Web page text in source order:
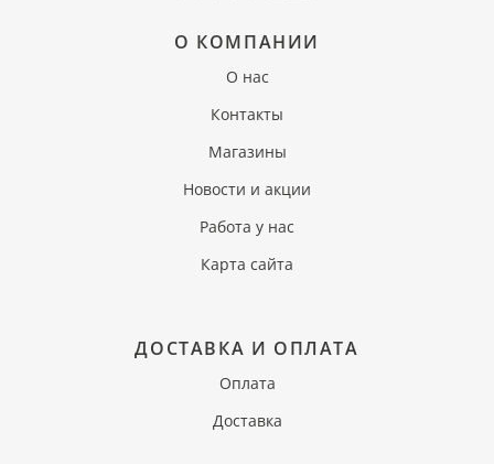
О КОМПАНИИ
О нас
Контакты
Магазины
Новости и акции
Работа у нас
Карта сайта
ДОСТАВКА И ОПЛАТА
Оплата
Доставка